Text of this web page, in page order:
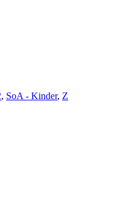
, SoA - Kinder, Z